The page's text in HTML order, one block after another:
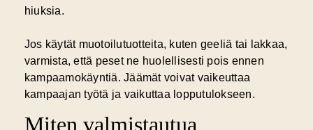
hiuksia.
Jos käytät muotoilutuotteita, kuten geeliä tai lakkaa,
varmista, että peset ne huolellisesti pois ennen
kampaamokäyntiä. Jäämät voivat vaikeuttaa
kampaajan työtä ja vaikuttaa lopputulokseen.
Miten valmistautua